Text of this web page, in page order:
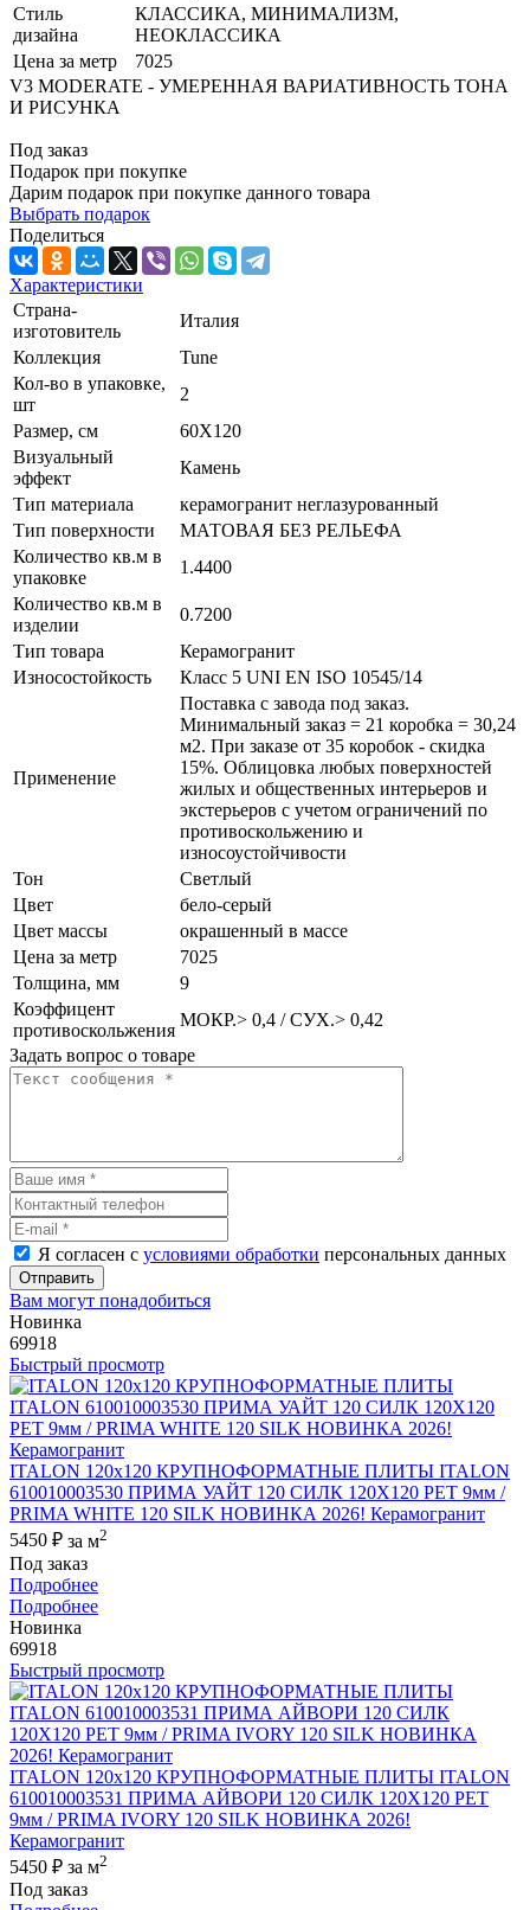
Стиль
дизайна
КЛАССИКА, МИНИМАЛИЗМ,
НЕОКЛАССИКА
Цена за метр
7025
V3 MODERATE - УМЕРЕННАЯ ВАРИАТИВНОСТЬ ТОНА
И РИСУНКА
Под заказ
Подарок при покупке
Дарим подарок при покупке данного товара
Выбрать подарок
Поделиться
Характеристики
Страна-
изготовитель
Италия
Коллекция
Tune
Кол-во в упаковке,
шт
2
Размер, см
60X120
Визуальный
эффект
Камень
Тип материала
керамогранит неглазурованный
Тип поверхности
МАТОВАЯ БЕЗ РЕЛЬЕФА
Количество кв.м в
упаковке
1.4400
Количество кв.м в
изделии
0.7200
Тип товара
Керамогранит
Износостойкость
Класс 5 UNI EN ISO 10545/14
Применение
Поставка с завода под заказ.
Минимальный заказ = 21 коробка = 30,24
м2. При заказе от 35 коробок - скидка
15%. Облицовка любых поверхностей
жилых и общественных интерьеров и
экстерьеров с учетом ограничений по
противоскольжению и
износоустойчивости
Тон
Светлый
Цвет
бело-серый
Цвет массы
окрашенный в массе
Цена за метр
7025
Толщина, мм
9
Коэффицент
противоскольжения
МОКР.> 0,4 / СУХ.> 0,42
Задать вопрос о товаре
Я согласен с условиями обработки персональных данных
Отправить
Вам могут понадобиться
Новинка
69918
Быстрый просмотр
ITALON 120x120 КРУПНОФОРМАТНЫЕ ПЛИТЫ ITALON
610010003530 ПРИМА УАЙТ 120 СИЛК 120Х120 РЕТ 9мм /
PRIMA WHITE 120 SILK НОВИНКА 2026! Керамогранит
5450 ₽ за м2
Под заказ
Подробнее
Подробнее
Новинка
69918
Быстрый просмотр
ITALON 120x120 КРУПНОФОРМАТНЫЕ ПЛИТЫ ITALON
610010003531 ПРИМА АЙВОРИ 120 СИЛК 120Х120 РЕТ
9мм / PRIMA IVORY 120 SILK НОВИНКА 2026!
Керамогранит
5450 ₽ за м2
Под заказ